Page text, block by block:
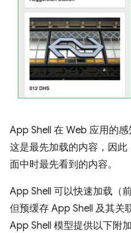
App Shell 在 Web 应用的感
这是最先加载的内容，因
面中时最先看到的内容。
App Shell 可以快速加载（
但预缓存 App Shell 及其关
App Shell 模型提供以下附